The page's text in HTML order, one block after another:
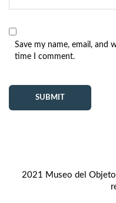
Save my name, email, and
time I comment.
2021 Museo del